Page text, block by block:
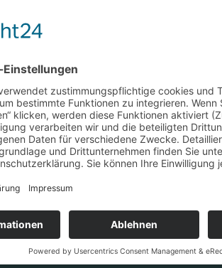
Selbstverständlichkeit.
Menschen werden bei gleicher
bevorzugt berücksichtigt.
geweckt, dann werden Sie